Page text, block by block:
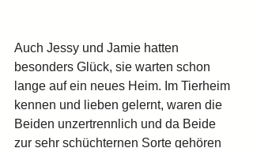
Auch Jessy und Jamie hatten
besonders Glück, sie warten schon
lange auf ein neues Heim. Im Tierheim
kennen und lieben gelernt, waren die
Beiden unzertrennlich und da Beide
zur sehr schüchternen Sorte gehören